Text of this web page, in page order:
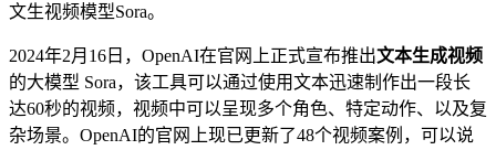
文生视频模型Sora。
2024年2月16日，OpenAI在官网上正式宣布推出文本生成视频
的大模型 Sora，该工具可以通过使用文本迅速制作出一段长
达60秒的视频，视频中可以呈现多个角色、特定动作、以及复
杂场景。OpenAI的官网上现已更新了48个视频案例，可以说